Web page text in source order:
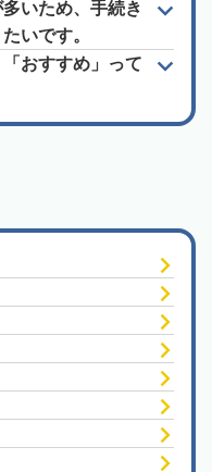
いため、手続き
いです。
「おすすめ」って